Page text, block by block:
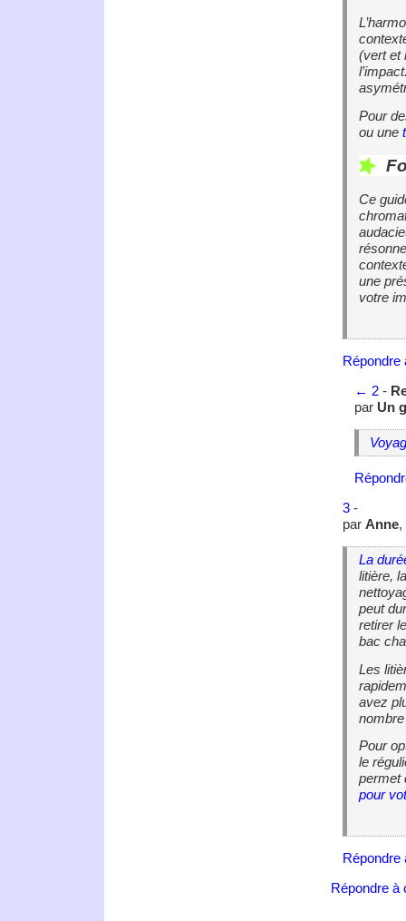
(vert et
Pour
ou une
Ce
une
votre
Répondre
← 2-
par Un
3-
par Anne,
La
litière,
peut
retirer
bac
Les
avez
Pour
le
permet
pour
Répondre
Répondre à